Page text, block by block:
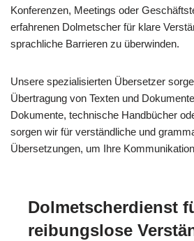
Konferenzen, Meetings oder
erfahrenen Dolmetscher für klare
sprachliche Barrieren zu überwinden.
Unsere spezialisierten Übersetzer
Übertragung von Texten und
Dokumente, technische Handbücher
sorgen wir für verständliche und
Übersetzungen, um Ihre
Dolmetscherdienst
reibungslose